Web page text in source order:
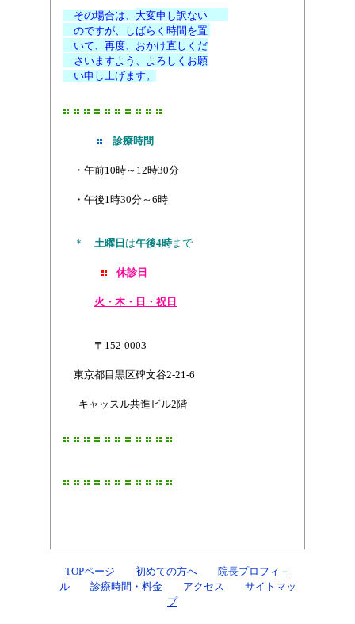
その場合は、 大変申し訳ない
のですが、
しばらく時間を置
いて、 再度、おかけ直しくだ
さいますよう、よろしくお願
い申し上げます。
診療時間
・午前10時～12時30分
・午後1時30分～6時
＊ 土曜日 は午後4時まで
休診日
火・木・日・祝日
〒152-0003
東京都目黒区碑文谷2-21-6
キャッスル共進ビル2階
TOPページ 初めての方へ
院長プロフィ－
ル
診療時間・料金 アクセス
サイトマッ
プ